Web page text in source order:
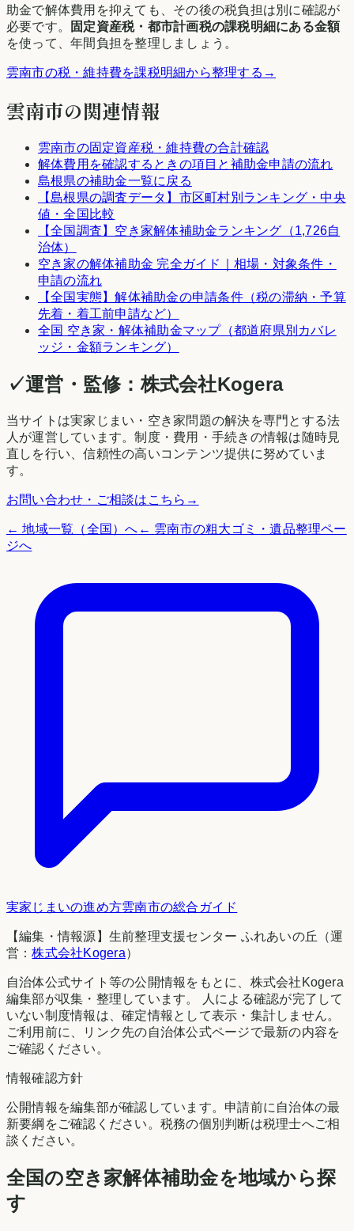
助金で解体費用を抑えても、その後の税負担は別に確認が
必要です。
固定資産税・都市計画税の課税明細にある金額
を使って、年間負担を整理しましょう。
雲南市の税・維持費を課税明細から整理する →
雲南市の関連情報
雲南市の固定資産税・維持費の合計確認
解体費用を確認するときの項目と補助金申請の流れ
島根県の補助金一覧に戻る
【島根県の調査データ】市区町村別ランキング・中央
値・全国比較
【全国調査】空き家解体補助金ランキング（1,726自
治体）
空き家の解体補助金 完全ガイド｜相場・対象条件・
申請の流れ
【全国実態】解体補助金の申請条件（税の滞納・予算
先着・着工前申請など）
全国 空き家・解体補助金マップ（都道府県別カバレ
ッジ・金額ランキング）
✓運営・監修：株式会社Kogera
当サイトは実家じまい・空き家問題の解決を専門とする法
人が運営しています。制度・費用・手続きの情報は随時見
直しを行い、信頼性の高いコンテンツ提供に努めていま
す。
お問い合わせ・ご相談はこちら →
← 地域一覧（全国）へ ← 雲南市の粗大ゴミ・遺品整理ペー
ジへ
実家じまいの進め方雲南市の総合ガイド
【編集・情報源】生前整理支援センター ふれあいの丘（運
営：株式会社Kogera）
自治体公式サイト等の公開情報をもとに、株式会社Kogera
編集部が収集・整理しています。 人による確認が完了して
いない制度情報は、確定情報として表示・集計しません。
ご利用前に、リンク先の自治体公式ページで最新の内容を
ご確認ください。
情報確認方針
公開情報を編集部が確認しています。申請前に自治体の最
新要綱をご確認ください。税務の個別判断は税理士へご相
談ください。
全国の空き家解体補助金を地域から探
す